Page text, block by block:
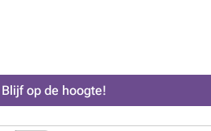
Blijf op de hoogte!